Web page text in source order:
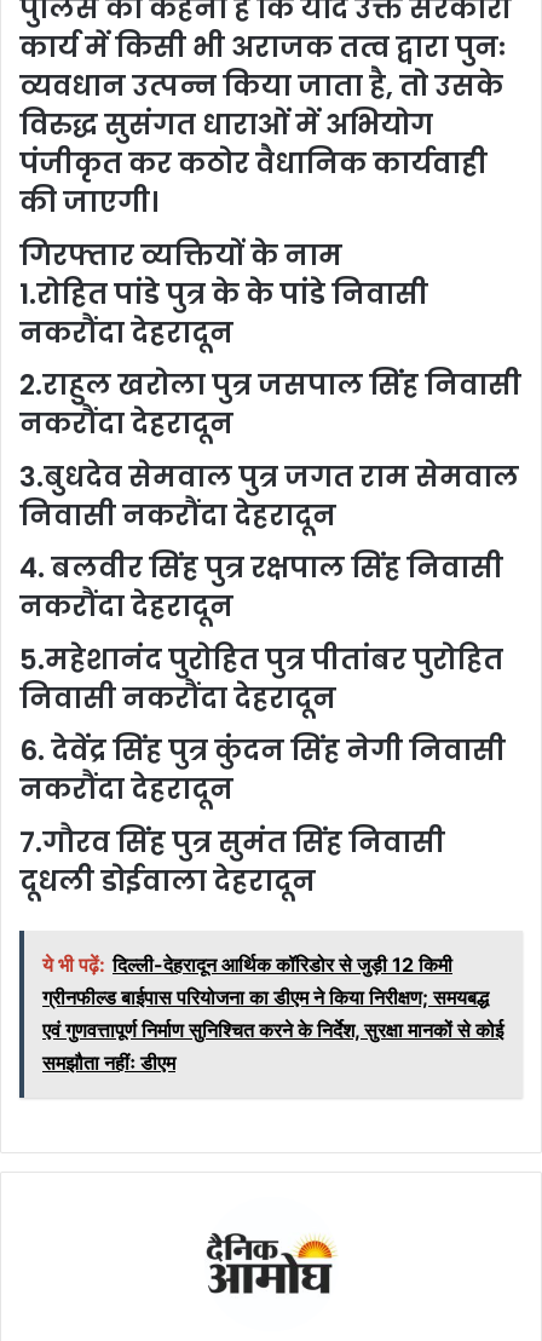
पुलिस का कहना है कि यदि उक्त सरकारी
कार्य में किसी भी अराजक तत्व द्वारा पुनः
व्यवधान उत्पन्न किया जाता है, तो उसके
विरुद्ध सुसंगत धाराओं में अभियोग
पंजीकृत कर कठोर वैधानिक कार्यवाही
की जाएगी।
गिरफ्तार व्यक्तियों के नाम
1.रोहित पांडे पुत्र के के पांडे निवासी
नकरौंदा देहरादून
2.राहुल खरोला पुत्र जसपाल सिंह निवासी
नकरौंदा देहरादून
3.बुधदेव सेमवाल पुत्र जगत राम सेमवाल
निवासी नकरौंदा देहरादून
4. बलवीर सिंह पुत्र रक्षपाल सिंह निवासी
नकरौंदा देहरादून
5.महेशानंद पुरोहित पुत्र पीतांबर पुरोहित
निवासी नकरौंदा देहरादून
6. देवेंद्र सिंह पुत्र कुंदन सिंह नेगी निवासी
नकरौंदा देहरादून
7.गौरव सिंह पुत्र सुमंत सिंह निवासी
दूधली डोईवाला देहरादून
ये भी पढ़ें: दिल्ली-देहरादून आर्थिक कॉरिडोर से जुड़ी 12 किमी
ग्रीनफील्ड बाईपास परियोजना का डीएम ने किया निरीक्षण; समयबद्ध
एवं गुणवत्तापूर्ण निर्माण सुनिश्चित करने के निर्देश, सुरक्षा मानकों से कोई
समझौता नहींः डीएम